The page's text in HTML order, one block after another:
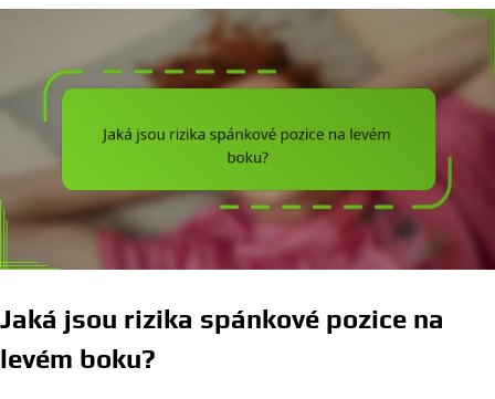
Jaká jsou rizika spánkové pozice na
levém boku?